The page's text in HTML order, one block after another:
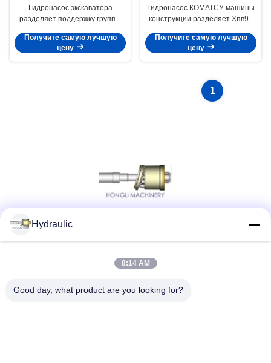
Гидронасос экскаватора
разделяет поддержку группы
7 роторную
Получите самую лучшую
цену
Гидронасос КОМАТСУ машины
конструкции разделяет Хпв95
Получите самую лучшую
цену
1
Быстрый контакт
Hydraulic
8:14 AM
Good day, what product are you looking for?